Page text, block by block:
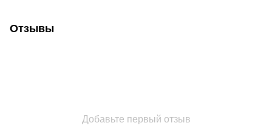
Отзывы
Добавьте первый отзыв